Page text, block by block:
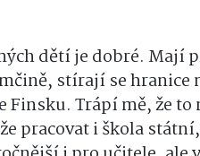
dětí je dobré. Mají
stírají se
Trápí mě, že to
pracovat i škola